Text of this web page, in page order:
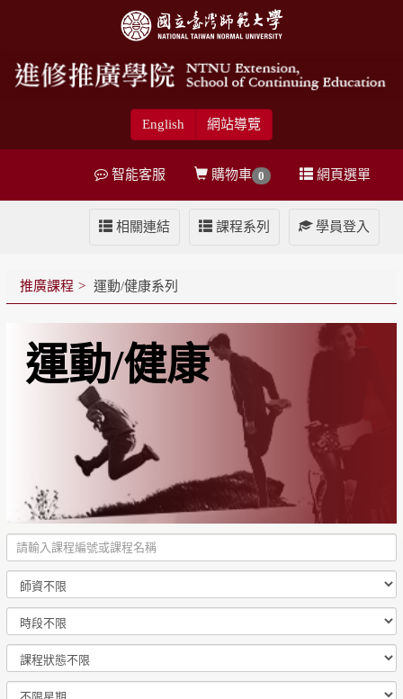
English 網站導覽
網頁選單
購物車 0
智能客服
學員登入
課程系列
相關連結
推廣課程 運動/健康系列
運動/健康